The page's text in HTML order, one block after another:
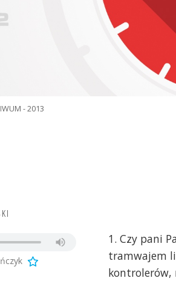
- 2013
1. Czy pani
tramwajem
kontrolerów,